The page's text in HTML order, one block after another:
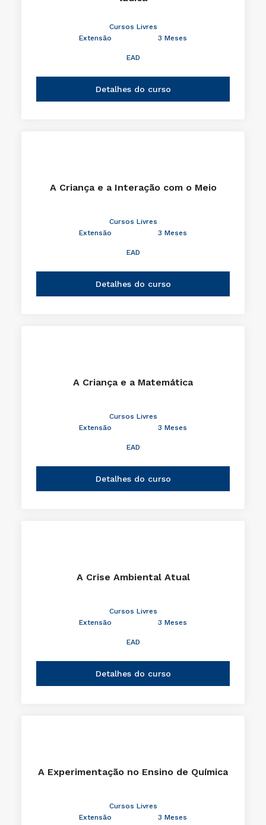
Cursos Livres
Extensão
3 Meses
EAD
Detalhes do curso
A Criança e a Interação com o Meio
Cursos Livres
Extensão
3 Meses
EAD
Detalhes do curso
A Criança e a Matemática
Cursos Livres
Extensão
3 Meses
EAD
Detalhes do curso
A Crise Ambiental Atual
Cursos Livres
Extensão
3 Meses
EAD
Detalhes do curso
A Experimentação no Ensino de Química
Cursos Livres
Extensão
3 Meses